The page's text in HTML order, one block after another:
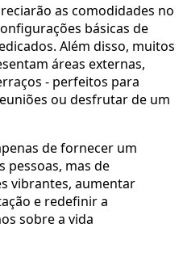
as comodidades no
básicas de
Além disso, muitos
áreas externas,
- perfeitos para
ou desfrutar de um
de fornecer um
pessoas, mas de
vibrantes, aumentar
e redefinir a
sobre a vida